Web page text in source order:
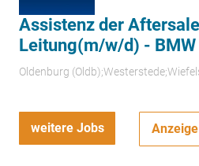
Assistenz der
Leitung(m/w/d) - BMW
Oldenburg
weitere Jobs